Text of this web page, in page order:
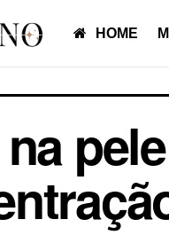
HOME